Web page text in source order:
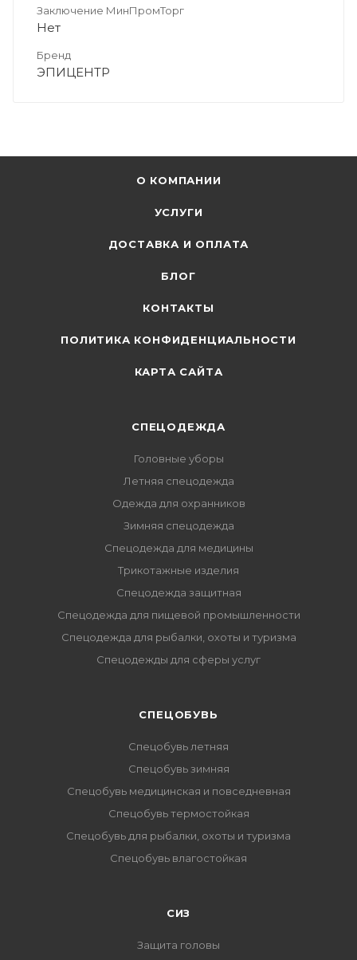
Заключение МинПромТорг
Нет
Бренд
ЭПИЦЕНТР
О КОМПАНИИ
УСЛУГИ
ДОСТАВКА И ОПЛАТА
БЛОГ
КОНТАКТЫ
ПОЛИТИКА КОНФИДЕНЦИАЛЬНОСТИ
КАРТА САЙТА
СПЕЦОДЕЖДА
Головные уборы
Летняя спецодежда
Одежда для охранников
Зимняя спецодежда
Спецодежда для медицины
Трикотажные изделия
Спецодежда защитная
Спецодежда для пищевой промышленности
Спецодежда для рыбалки, охоты и туризма
Спецодежды для сферы услуг
CПЕЦОБУВЬ
Спецобувь летняя
Спецобувь зимняя
Спецобувь медицинская и повседневная
Спецобувь термостойкая
Спецобувь для рыбалки, охоты и туризма
Спецобувь влагостойкая
СИЗ
Защита головы